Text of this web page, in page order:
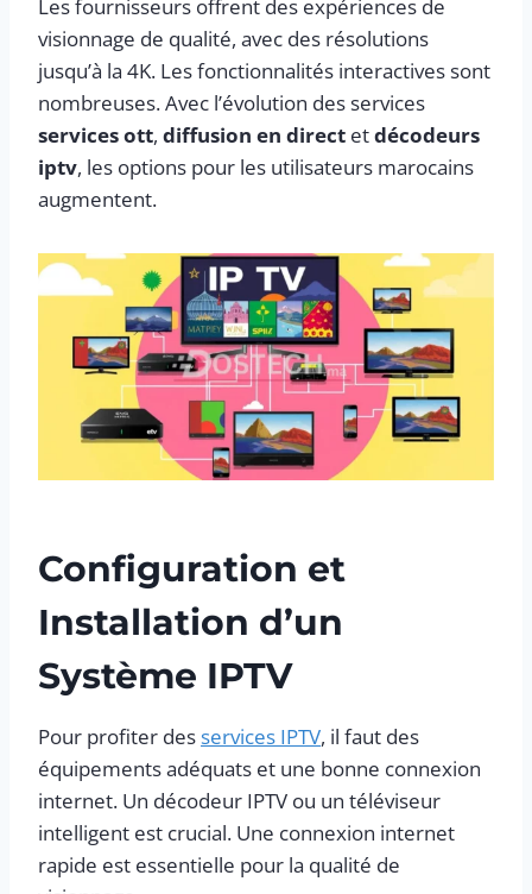
Les fournisseurs offrent des expériences de
visionnage de qualité, avec des résolutions
jusqu’à la 4K. Les fonctionnalités interactives sont
nombreuses. Avec l’évolution des services
services ott, diffusion en direct etdécodeurs
iptv, les options pour les utilisateurs marocains
augmentent.
Configuration et
Installation d’un
Système IPTV
Pour profiter desservices IPTV, il faut des
équipements adéquats et une bonne connexion
internet. Un décodeur IPTV ou un téléviseur
intelligent est crucial. Une connexion internet
rapide est essentielle pour la qualité de